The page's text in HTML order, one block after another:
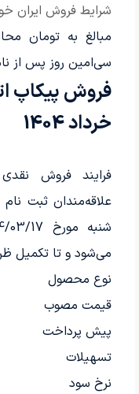
شرایط فروش ایران
مبالغ به تومان
سی‌امین روز پس از
فروش پیکاپ
خرداد 1404
فرایند فروش
علاقه‌مندان ثبت نام
می‌شود و تا تکمیل
نوع محصول
قیمت مصوب
پیش پرداخت
تسهیلات
نرخ سود